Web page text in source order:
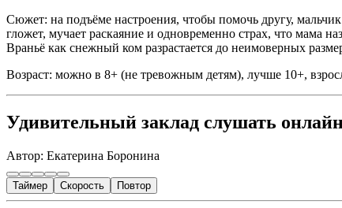
Сюжет: на подъёме настроения, чтобы помочь другу,
гложет, мучает раскаяние и одновременно страх, что мама
Враньё как снежный ком разрастается до неимоверных
Возраст: можно в 8+ (не тревожным детям), лучше 10+,
Удивительный заклад слушать
Автор: Екатерина Боронина
Таймер Скорость Повтор